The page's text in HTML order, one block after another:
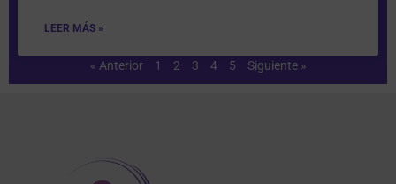
LEER MÁS »
« Anterior 1 2 3 4 5 Siguiente »